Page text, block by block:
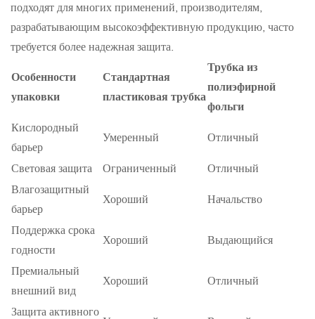
подходят для многих применений, производителям,
разрабатывающим высокоэффективную продукцию, часто
требуется более надежная защита.
Особенности
упаковки
Стандартная
пластиковая трубка
Трубка из
полиэфирной
фольги
Кислородный
барьер
Умеренный Отличный
Световая защита Ограниченный
Отличный
Влагозащитный
барьер
Хороший Начальство
Поддержка срока
годности
Хороший Выдающийся
Премиальный
внешний вид
Хороший Отличный
Защита активного